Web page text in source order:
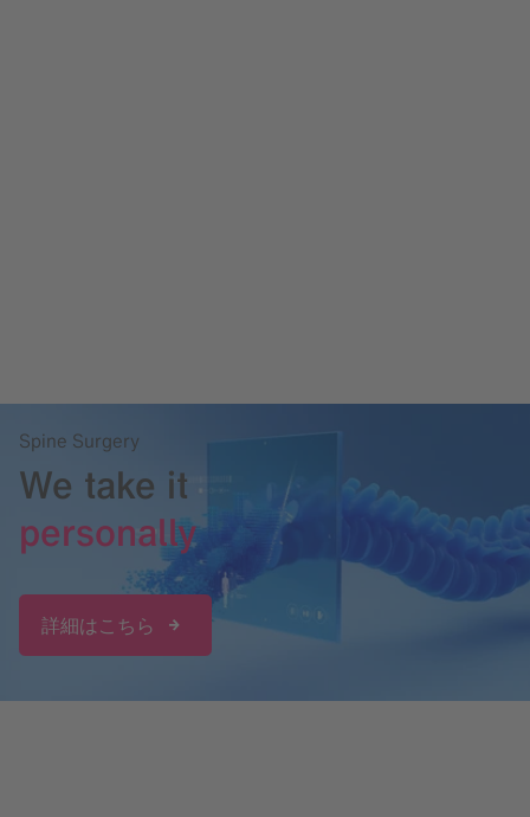
Spine Surgery
We take it
personally
詳細はこちら